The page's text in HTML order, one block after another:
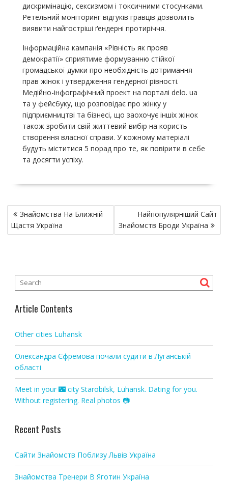
дискримінацію, сексизмом і токсичними стосунками.
Ретельний моніторинг відгуків гравців дозволить
виявити найгостріші ґендерні протиріччя.
Інформаційна кампанія «Рівність як прояв
демократії» сприятиме формуванню стійкої
громадської думки про необхідність дотримання
прав жінок і утвердження гендерної рівності.
Медійно-інфографічний проект на порталі delo. ua
та у фейсбуку, що розповідає про жінку у
підприємництві та бізнесі, що заохочує іншіх жінок
також зробити свій життевий вибір на користь
створення власної справи. У кожному матеріалі
будуть міститися 5 порад про те, як повірити в себе
та досягти успіху.
P
o
s
Знайомства На Ближній
Щастя Україна
Найпопулярніший Сайт
Знайомств Броди Україна
Article Contents
Other cities Luhansk
Олександра Єфремова почали судити в Луганській
області
Meet in your 🌃 city Starobilsk, Luhansk. Dating for you.
Without registering. Real photos 📷
Recent Posts
Сайти Знайомств Поблизу Львів Україна
Знайомства Тренери В Яготин Україна